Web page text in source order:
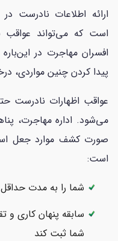
ارائه اطلاعات نادرست
است که می‌تواند عواقب
افسران مهاجرت در
پیدا کردن چنین مواردی،
عواقب اظهارات نادرست
صورت کشف موارد جعل
است:
شما را به مدت حداقل ۵ سال از ورود به کانادا منع کند
سابقه پنهان کاری و
شما ثبت کند